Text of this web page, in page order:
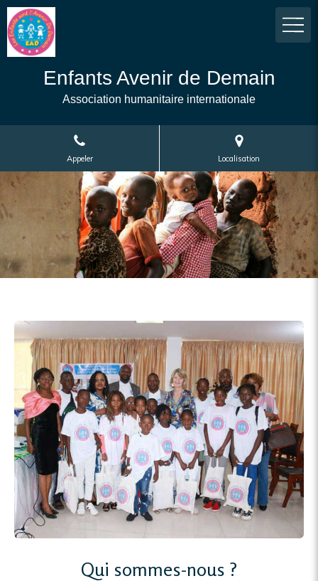
Enfants Avenir de Demain
Association humanitaire internationale
Appeler Localisation
Qui sommes-nous ?